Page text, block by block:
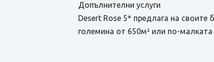
Допълнителни услуги
Desert Rose 5* предлага на
големина от 650м² или по-